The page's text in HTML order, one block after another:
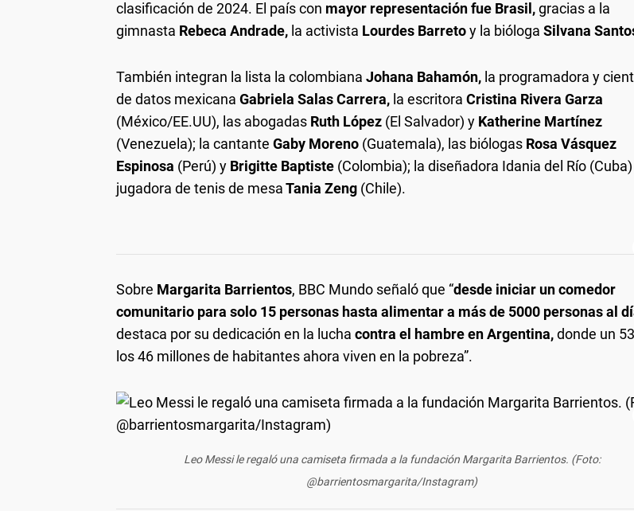
clasificación de 2024. El país con mayor representación fue Brasil,gracias a la
gimnasta Rebeca Andrade, la activista Lourdes Barretoy la bióloga Silvana
También integran la lista la colombiana Johana Bahamón, la programadora y
de datos mexicana Gabriela Salas Carrera, la escritora Cristina Rivera Garza
(México/EE.UU), las abogadas Ruth López (El Salvador) y Katherine Martínez
(Venezuela); la cantante Gaby Moreno (Guatemala), las biólogas Rosa Vásquez
Espinosa (Perú) y Brigitte Baptiste (Colombia); la diseñadora Idania del Río
jugadora de tenis de mesaTania Zeng (Chile).
Sobre Margarita Barrientos, BBC Mundo señaló que “desde iniciar un comedor
comunitario para solo 15 personas hasta alimentar a más de 5000 personas al
destaca por su dedicación en la lucha contra el hambre en Argentina,donde un
los 46 millones de habitantes ahora viven en la pobreza”.
Leo Messi le regaló una camiseta firmada a la fundación Margarita Barrientos. (Foto:
@barrientosmargarita/Instagram)